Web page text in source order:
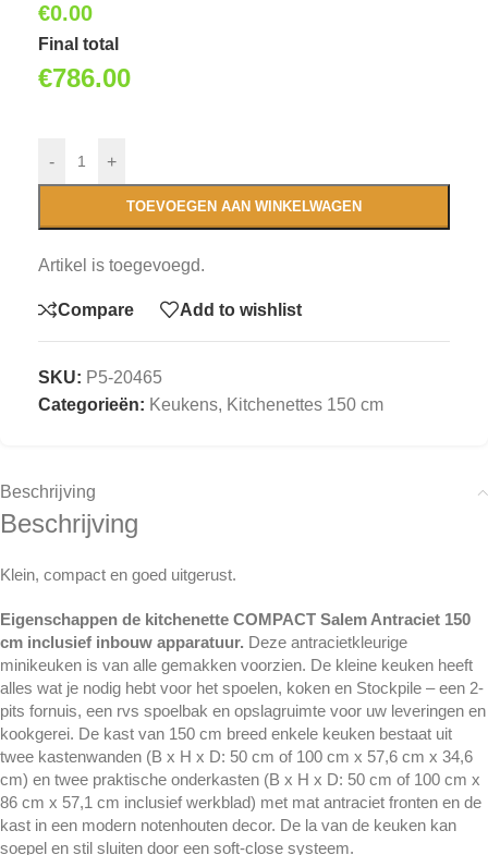
€0.00
Final total
€786.00
- +
TOEVOEGEN AAN WINKELWAGEN
Artikel is toegevoegd.
Compare Add to wishlist
SKU: P5-20465
Categorieën: Keukens, Kitchenettes 150 cm
Beschrijving
Beschrijving
Klein, compact en goed uitgerust.
Eigenschappen de kitchenette COMPACT Salem Antraciet 150
cm inclusief inbouw apparatuur. Deze antracietkleurige
minikeuken is van alle gemakken voorzien. De kleine keuken heeft
alles wat je nodig hebt voor het spoelen, koken en Stockpile – een 2-
pits fornuis, een rvs spoelbak en opslagruimte voor uw leveringen en
kookgerei. De kast van 150 cm breed enkele keuken bestaat uit
twee kastenwanden (B x H x D: 50 cm of 100 cm x 57,6 cm x 34,6
cm) en twee praktische onderkasten (B x H x D: 50 cm of 100 cm x
86 cm x 57,1 cm inclusief werkblad) met mat antraciet fronten en de
kast in een modern notenhouten decor. De la van de keuken kan
soepel en stil sluiten door een soft-close systeem.